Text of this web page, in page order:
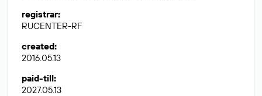
registrar:
RUCENTER-RF
created:
2016.05.13
paid-till:
2027.05.13